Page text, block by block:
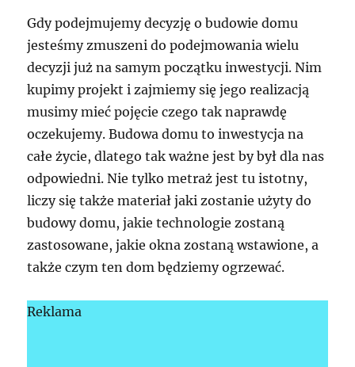
Gdy podejmujemy decyzję o budowie domu
jesteśmy zmuszeni do podejmowania wielu
decyzji już na samym początku inwestycji. Nim
kupimy projekt i zajmiemy się jego realizacją
musimy mieć pojęcie czego tak naprawdę
oczekujemy. Budowa domu to inwestycja na
całe życie, dlatego tak ważne jest by był dla nas
odpowiedni. Nie tylko metraż jest tu istotny,
liczy się także materiał jaki zostanie użyty do
budowy domu, jakie technologie zostaną
zastosowane, jakie okna zostaną wstawione, a
także czym ten dom będziemy ogrzewać.
Reklama